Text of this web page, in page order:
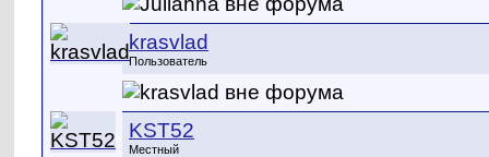
krasvlad
Пользователь
KST52
Местный